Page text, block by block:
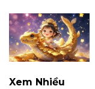
Xem Nhiều